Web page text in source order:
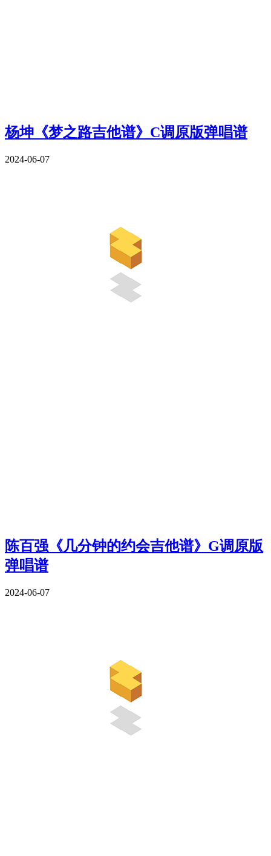
杨坤《梦之路吉他谱》C调原版弹唱谱
2024-06-07
陈百强《几分钟的约会吉他谱》G调原版
弹唱谱
2024-06-07